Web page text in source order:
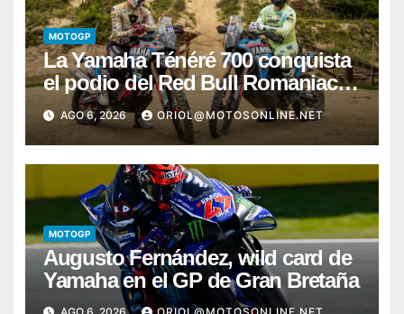
MOTOGP
La Yamaha Ténéré 700 conquista
el podio del Red Bull Romaniacs
2026 con Pol Tarrés
AGO 6, 2026 ORIOL@MOTOSONLINE.NET
MOTOGP
Augusto Fernández, wild card de
Yamaha en el GP de Gran Bretaña